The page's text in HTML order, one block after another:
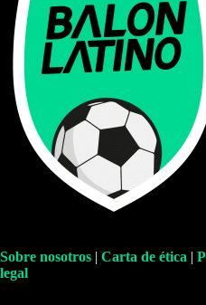
Sobre nosotros | Carta de ética |
legal